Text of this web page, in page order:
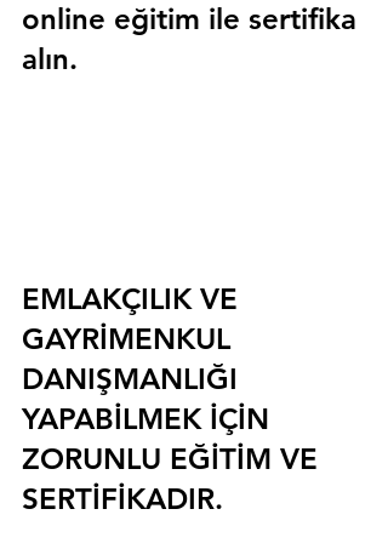
online eğitim ile sertifika
alın.
EMLAKÇILIK VE
GAYRİMENKUL
DANIŞMANLIĞI
YAPABİLMEK İÇİN
ZORUNLU EĞİTİM VE
SERTİFİKADIR.